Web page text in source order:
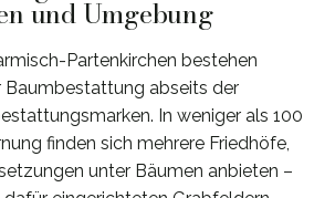
und Umgebung
Partenkirchen bestehen
Baumbestattung abseits der
In weniger als 100
finden sich mehrere Friedhöfe,
unter Bäumen anbieten –